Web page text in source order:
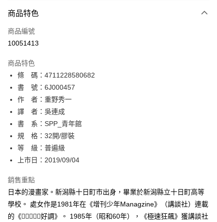
信用卡一次付款
超商取貨付款
相關說明
【關於「AFTEE先享後付」】
AFTEE先享後付是「在收到商品之後才付款」的支付方式。 讓您購物簡單
便利好安心！
１．簡單：不需註冊會員、不需綁卡、不需儲值。
２．便利：只要手機號碼，簡訊認證，即可結帳。
３．安心：先確認商品／服務後，再付款。
【「AFTEE先享後付」結帳流程】
１．於結帳方式選擇「AFTEE先享後付」後，將跳轉至「AFTEE先享後付」
結帳頁面，進行簡訊認證並確認金額後，即可完成結帳。
２．訂單成立數日內，您將收到繳費通知簡訊。
ATM／網路銀行／等多元方式進行付款，方視為交易完成。
※ 請注意：結帳手續完成當下不需立刻繳費，但若您需要取消訂單，請聯絡
購買商品的店家。未經商家同意取消之訂單仍視為有效，需透過AFTEE先享
後付繳納相關費用。
※ 交易是否成功請以「AFTEE先享後付 」之結帳頁面顯示為準，若有關於
ATM付款
運送方式
全家取貨付款
每筆NT$80，滿NT$500(含以上)免運費
付款後全家取貨
每筆NT$80，滿NT$500(含以上)免運費
付款後萊爾富取貨
商品特色
商品編號
10051413
商品特色
條 碼：4711228580682
書 號：6J000457
作 者：重野秀一
譯 者：吳連成
書 系：SPP_青年館
規 格：32開/膠裝
等 級：普遍級
上市日：2019/09/04
銷售重點
日本的漫畫家。新潟縣十日町市出身，畢業於新潟縣立十日町高等
學校。 處女作是1981年在《增刊少年Managzine》（講談社）連載
的《好調》。 1985年（昭和60年），《極速狂飆》獲講談社